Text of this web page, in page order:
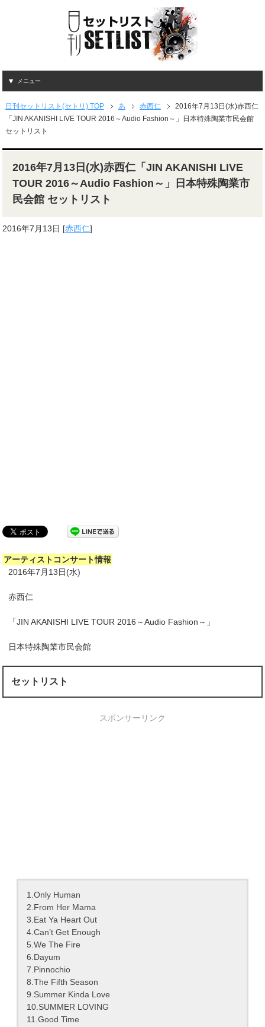
メニュー
日刊セットリスト(セトリ) TOP あ 赤西仁
2016年7月13日(水)赤西仁
「JIN AKANISHI LIVE TOUR 2016～Audio Fashion～」日本特殊陶業市民会館
セットリスト
2016年7月13日(水)赤西仁「JIN AKANISHI LIVE
TOUR 2016～Audio Fashion～」日本特殊陶業市
民会館 セットリスト
2016年7月13日 [赤西仁]
アーティストコンサート情報
2016年7月13日(水)
赤西仁
「JIN AKANISHI LIVE TOUR 2016～Audio Fashion～」
日本特殊陶業市民会館
セットリスト
スポンサーリンク
1.Only Human
2.From Her Mama
3.Eat Ya Heart Out
4.Can’t Get Enough
5.We The Fire
6.Dayum
7.Pinnochio
8.The Fifth Season
9.Summer Kinda Love
10.SUMMER LOVING
11.Good Time